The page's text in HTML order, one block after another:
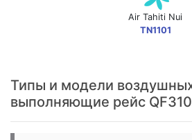
Air Tahiti Nui
TN1101
Типы и модели
выполняющие рейс